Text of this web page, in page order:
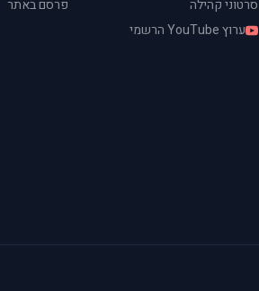
סרטוני קהילה
ערוץ YouTube הרשמי
פרסם באתר